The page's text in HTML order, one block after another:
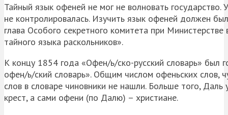
Тайный язык офеней не мог не волновать
не контролировалась. Изучить язык офеней должен
глава Особого секретного комитета при
тайного языка раскольников».
К концу 1854 года «Офен/ь/ско-русский словарь» был
офен/ь/ский словарь». Общим числом офеньских слов,
слов в словаре чиновники не нашли. Больше того,
крест, а сами офени (по Далю) – христиане.